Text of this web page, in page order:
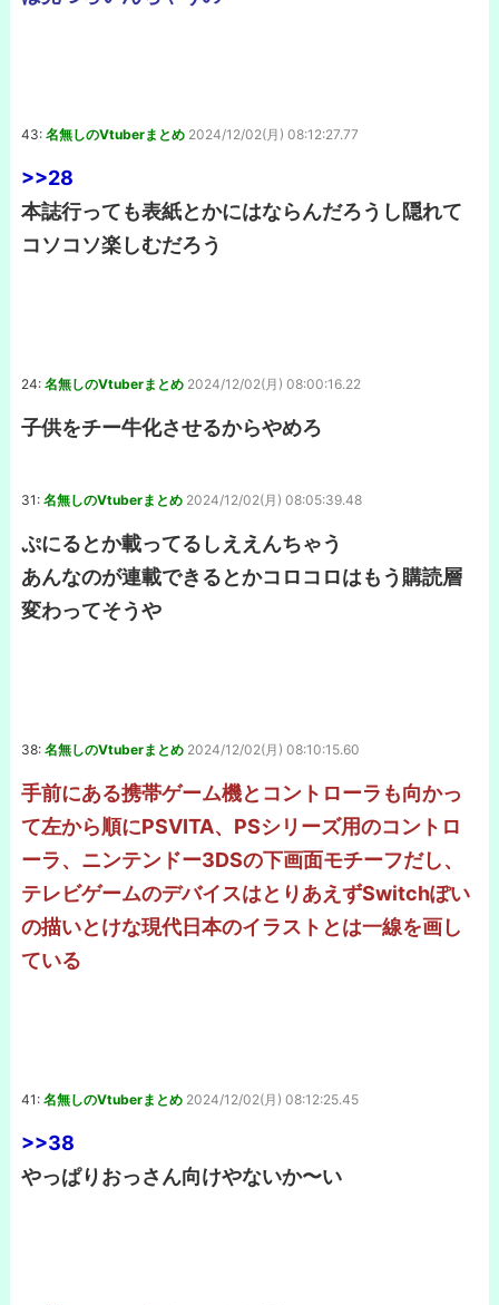
43: 名無しのVtuberまとめ 2024/12/02(月) 08:12:27.77
>>28
本誌行っても表紙とかにはならんだろうし隠れて
コソコソ楽しむだろう
24: 名無しのVtuberまとめ 2024/12/02(月) 08:00:16.22
子供をチー牛化させるからやめろ
31: 名無しのVtuberまとめ 2024/12/02(月) 08:05:39.48
ぷにるとか載ってるしええんちゃう
あんなのが連載できるとかコロコロはもう購読層
変わってそうや
38: 名無しのVtuberまとめ 2024/12/02(月) 08:10:15.60
手前にある携帯ゲーム機とコントローラも向かっ
て左から順にPSVITA、PSシリーズ用のコントロ
ーラ、ニンテンドー3DSの下画面モチーフだし、
テレビゲームのデバイスはとりあえずSwitchぽい
の描いとけな現代日本のイラストとは一線を画し
ている
41: 名無しのVtuberまとめ 2024/12/02(月) 08:12:25.45
>>38
やっぱりおっさん向けやないか〜い